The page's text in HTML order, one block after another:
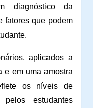
diagnóstico da
fatores que podem
aplicados a
e em uma amostra
os níveis de
pelos estudantes